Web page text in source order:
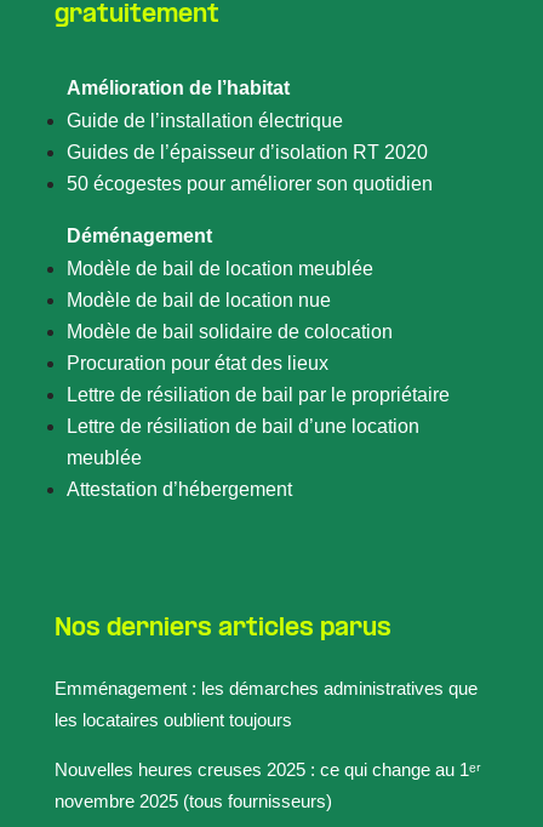
gratuitement
Amélioration de l’habitat
Guide de l’installation électrique
Guides de l’épaisseur d’isolation RT 2020
50 écogestes pour améliorer son quotidien
Déménagement
Modèle de bail de location meublée
Modèle de bail de location nue
Modèle de bail solidaire de colocation
Procuration pour état des lieux
Lettre de résiliation de bail par le propriétaire
Lettre de résiliation de bail d’une location
meublée
Attestation d’hébergement
Nos derniers articles parus
Emménagement : les démarches administratives que
les locataires oublient toujours
Nouvelles heures creuses 2025 : ce qui change au 1ᵉʳ
novembre 2025 (tous fournisseurs)